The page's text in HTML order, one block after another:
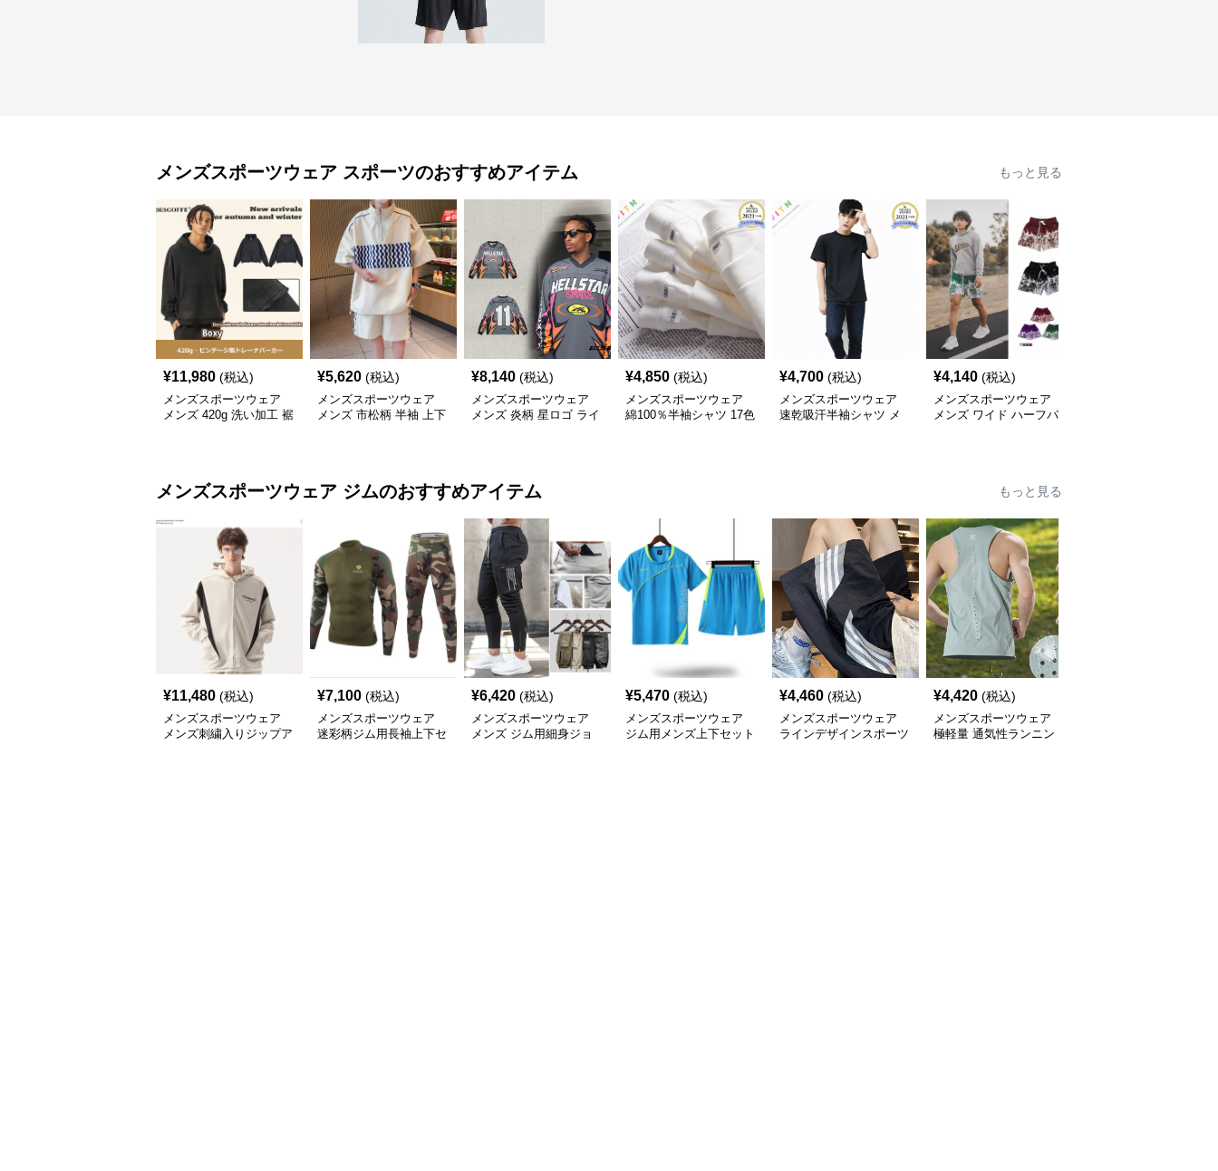
メンズスポーツウェア スポーツのおすすめアイテム もっと見る
¥11,980 (税込)
メンズスポーツウェア
メンズ 420g 洗い加工 裾
¥5,620 (税込)
メンズスポーツウェア
メンズ 市松柄 半袖 上下
¥8,140 (税込)
メンズスポーツウェア
メンズ 炎柄 星ロゴ ライ
¥4,850 (税込)
メンズスポーツウェア
綿100％半袖シャツ 17色
¥4,700 (税込)
メンズスポーツウェア
速乾吸汗半袖シャツ メ
¥4,140 (税込)
メンズスポーツウェア
メンズ ワイド ハーフパ
メンズスポーツウェア ジムのおすすめアイテム もっと見る
¥11,480 (税込)
メンズスポーツウェア
メンズ刺繍入りジップア
¥7,100 (税込)
メンズスポーツウェア
迷彩柄ジム用長袖上下セ
¥6,420 (税込)
メンズスポーツウェア
メンズ ジム用細身ジョ
¥5,470 (税込)
メンズスポーツウェア
ジム用メンズ上下セット
¥4,460 (税込)
メンズスポーツウェア
ラインデザインスポーツ
¥4,420 (税込)
メンズスポーツウェア
極軽量 通気性ランニン